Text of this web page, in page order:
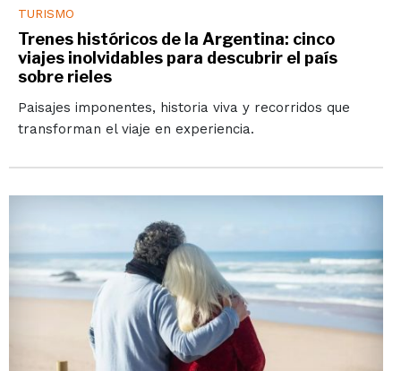
TURISMO
Trenes históricos de la Argentina: cinco
viajes inolvidables para descubrir el país
sobre rieles
Paisajes imponentes, historia viva y recorridos que
transforman el viaje en experiencia.